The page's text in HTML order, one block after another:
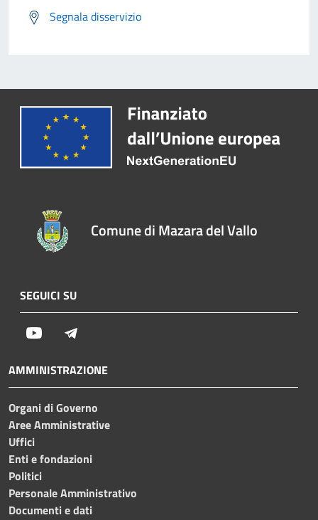
Segnala disservizio
Comune di Mazara del Vallo
SEGUICI SU
Youtube
AMMINISTRAZIONE
Organi di Governo
Aree Amministrative
Uffici
Enti e fondazioni
Politici
Personale Amministrativo
Documenti e dati